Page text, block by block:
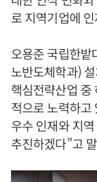
로 지역기업에
오용준 국립한밭
노반도체학과)
핵심전략산업 중
적으로 노력하고
우수 인재와 지
추진하겠다”고